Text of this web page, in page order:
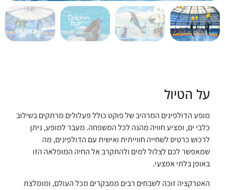
על הטיול
מופע הדולפינים המרהיב של פוקט כולל פעלולים מרתקים בשילוב
כלבי ים, ומציע חוויה מהנה לכל המשפחה. מעבר למופע, ניתן
לרכוש כרטיס לשחייה חווייתית ואישית עם הדולפינים, מה
שמאפשר לכם לצלול למים ולהתקרב אל החיה המופלאה הזו
באופן בלתי אמצעי.
האטרקציה זוכה לשבחים רבים ממבקרים מכל העולם, ומומלצת